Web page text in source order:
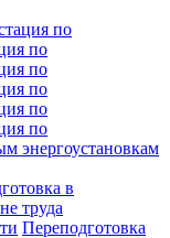
по
по
по
по
по
по
энергоустановкам
в
труда
Переподготовка